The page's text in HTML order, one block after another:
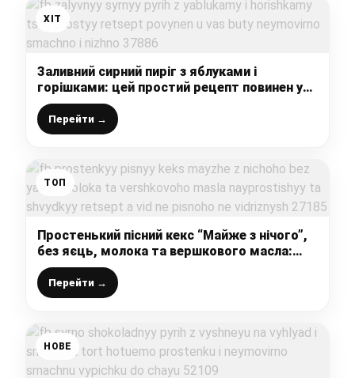
ХІТ
Заливний сирний пиріг з яблуками і
горішками: цей простий рецепт повинен у
Вас бути, неймовірно смачно і ніжно
Перейти →
ТОП
Простенький пісний кекс “Майже з нічого”,
без яєць, молока та вершкового масла:
найпростіший та швидкий рецепт, а від не
пісного не відрізниш
Перейти →
НОВЕ